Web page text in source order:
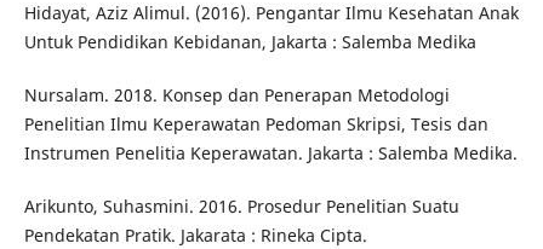
Hidayat, Aziz Alimul. (2016). Pengantar Ilmu Kesehatan Anak
Untuk Pendidikan Kebidanan, Jakarta : Salemba Medika
Nursalam. 2018. Konsep dan Penerapan Metodologi
Penelitian Ilmu Keperawatan Pedoman Skripsi, Tesis dan
Instrumen Penelitia Keperawatan. Jakarta : Salemba Medika.
Arikunto, Suhasmini. 2016. Prosedur Penelitian Suatu
Pendekatan Pratik. Jakarata : Rineka Cipta.